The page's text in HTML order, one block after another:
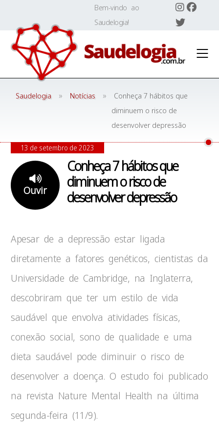
content
Bem-vindo ao
Saudelogia!
Saudelogia » Notícias »
Conheça 7 hábitos que
diminuem o risco de
desenvolver depressão
Conheça 7 hábitos que
diminuem o risco de
desenvolver depressão
Ouvir
13 de setembro de 2023
Apesar de a depressão estar ligada
diretamente a fatores genéticos, cientistas da
Universidade de Cambridge, na Inglaterra,
descobriram que ter um estilo de vida
saudável que envolva atividades físicas,
conexão social, sono de qualidade e uma
dieta saudável pode diminuir o risco de
desenvolver a doença. O estudo foi publicado
na revista Nature Mental Health na última
segunda-feira (11/9).